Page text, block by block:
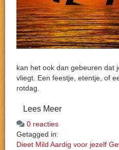
kan het ook dan gebeuren dat
vliegt. Een feestje, etentje, of
rotdag.
Lees Meer
0 reacties
Getagged in:
Dieet Mild Aardig voor jezelf